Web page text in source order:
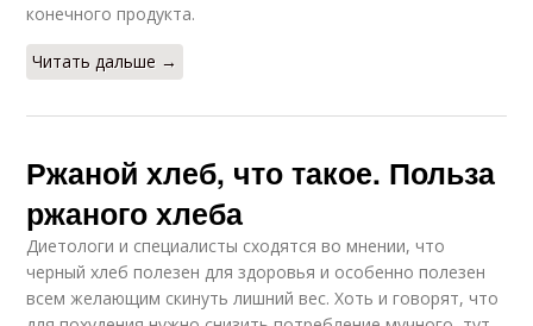
конечного продукта.
Читать дальше →
Ржаной хлеб, что такое. Польза
ржаного хлеба
Диетологи и специалисты сходятся во мнении, что
черный хлеб полезен для здоровья и особенно полезен
всем желающим скинуть лишний вес. Хоть и говорят, что